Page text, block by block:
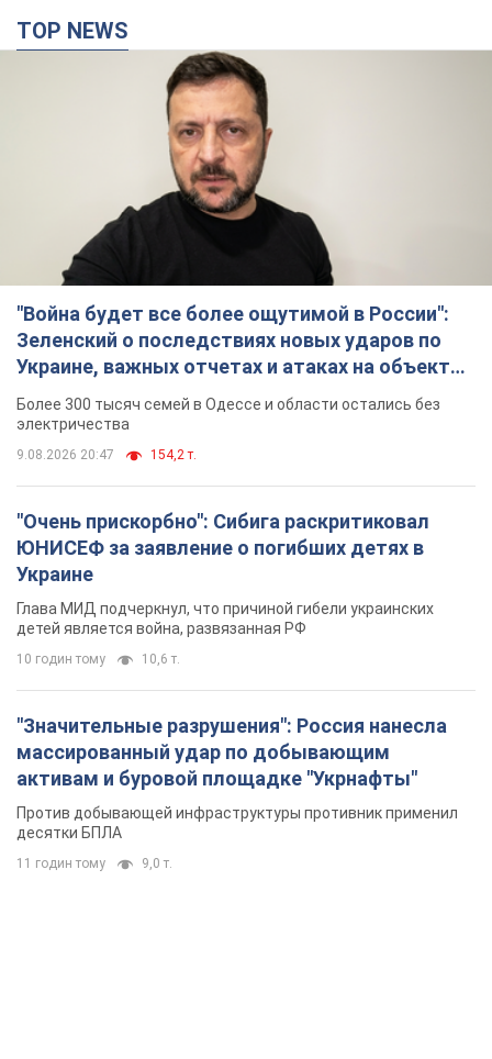
TOP NEWS
"Война будет все более ощутимой в России":
Зеленский о последствиях новых ударов по
Украине, важных отчетах и атаках на объекты
противника. Видео
Более 300 тысяч семей в Одессе и области остались без
электричества
9.08.2026 20:47 154,2 т.
"Очень прискорбно": Сибига раскритиковал
ЮНИСЕФ за заявление о погибших детях в
Украине
Глава МИД подчеркнул, что причиной гибели украинских
детей является война, развязанная РФ
10 годин тому 10,6 т.
"Значительные разрушения": Россия нанесла
массированный удар по добывающим
активам и буровой площадке "Укрнафты"
Против добывающей инфраструктуры противник применил
десятки БПЛА
11 годин тому 9,0 т.